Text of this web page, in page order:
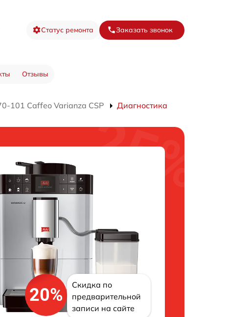
Статус ремонта Заказать звонок
Отзывы
101 Caffeo Varianza CSP Диагностика
20%
Скидка по
предварительной
записи на сайте